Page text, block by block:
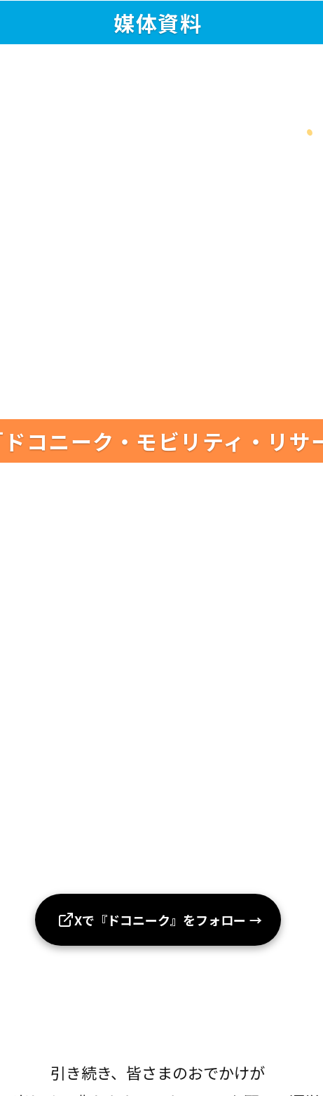
媒体資料
コニーク・モビリティ・リサ
Xで『ドコニーク』をフォロー →
引き続き、皆さまのおでかけが